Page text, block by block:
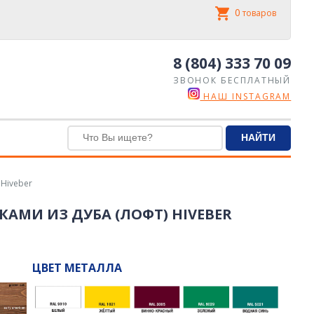
0 товаров
8 (804) 333 70 09
ЗВОНОК БЕСПЛАТНЫЙ
НАШ INSTAGRAM
ИЗ ДУБА (ЛОФТ) HIVEBER
ЦВЕТ МЕТАЛЛА